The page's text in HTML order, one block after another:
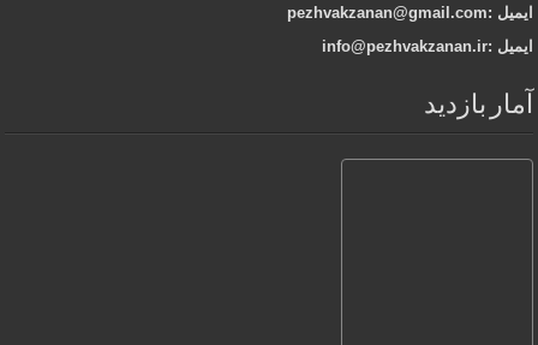
ایمیل :pezhvakzanan@gmail.com
ایمیل :info@pezhvakzanan.ir
آمار بازدید